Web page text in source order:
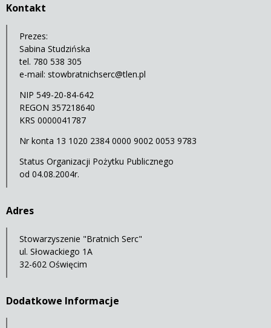
Kontakt
Prezes:
Sabina Studzińska
tel. 780 538 305
e-mail: stowbratnichserc@tlen.pl
NIP 549-20-84-642
REGON 357218640
KRS 0000041787
Nr konta 13 1020 2384 0000 9002 0053 9783
Status Organizacji Pożytku Publicznego
od 04.08.2004r.
Adres
Stowarzyszenie "Bratnich Serc"
ul. Słowackiego 1A
32-602 Oświęcim
Dodatkowe Informacje